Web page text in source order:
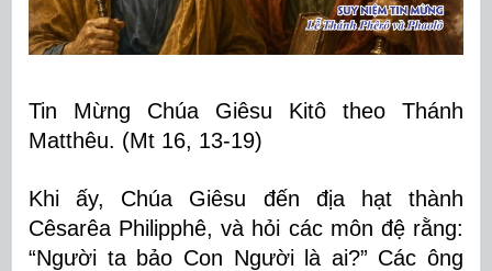
Tin Mừng Chúa Giêsu Kitô theo Thánh
Matthêu. (Mt 16, 13-19)
Khi ấy, Chúa Giêsu đến địa hạt thành
Cêsarêa Philipphê, và hỏi các môn đệ rằng:
“Người ta bảo Con Người là ai?” Các ông